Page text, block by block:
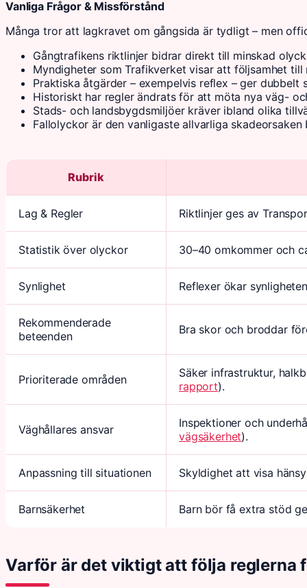
Vanliga Frågor & Missförstånd
Många tror att lagkravet om gångsida är tydligt – men
Gångtrafikens riktlinjer bidrar direkt till minskad
Myndigheter som Trafikverket visar att följsamhet till
Praktiska åtgärder – exempelvis reflex – ger dubbelt
Historiskt har regler ändrats för att möta nya väg-
Stads- och landsbygdsmiljöer kräver ibland olika
Fallolyckor är den vanligaste allvarliga
Rubrik
Lag & Regler Riktlinjer ges av
Statistik över olyckor 30–40 omkommer och
Synlighet Reflexer ökar
Rekommenderade
beteenden
Bra skor och broddar
Prioriterade områden
Säker infrastruktur,
rapport).
Väghållares ansvar
Inspektioner och
vägsäkerhet).
Anpassning till situationen Skyldighet att visa
Barnsäkerhet Barn bör få extra stöd
Varför är det viktigt att följa reglerna